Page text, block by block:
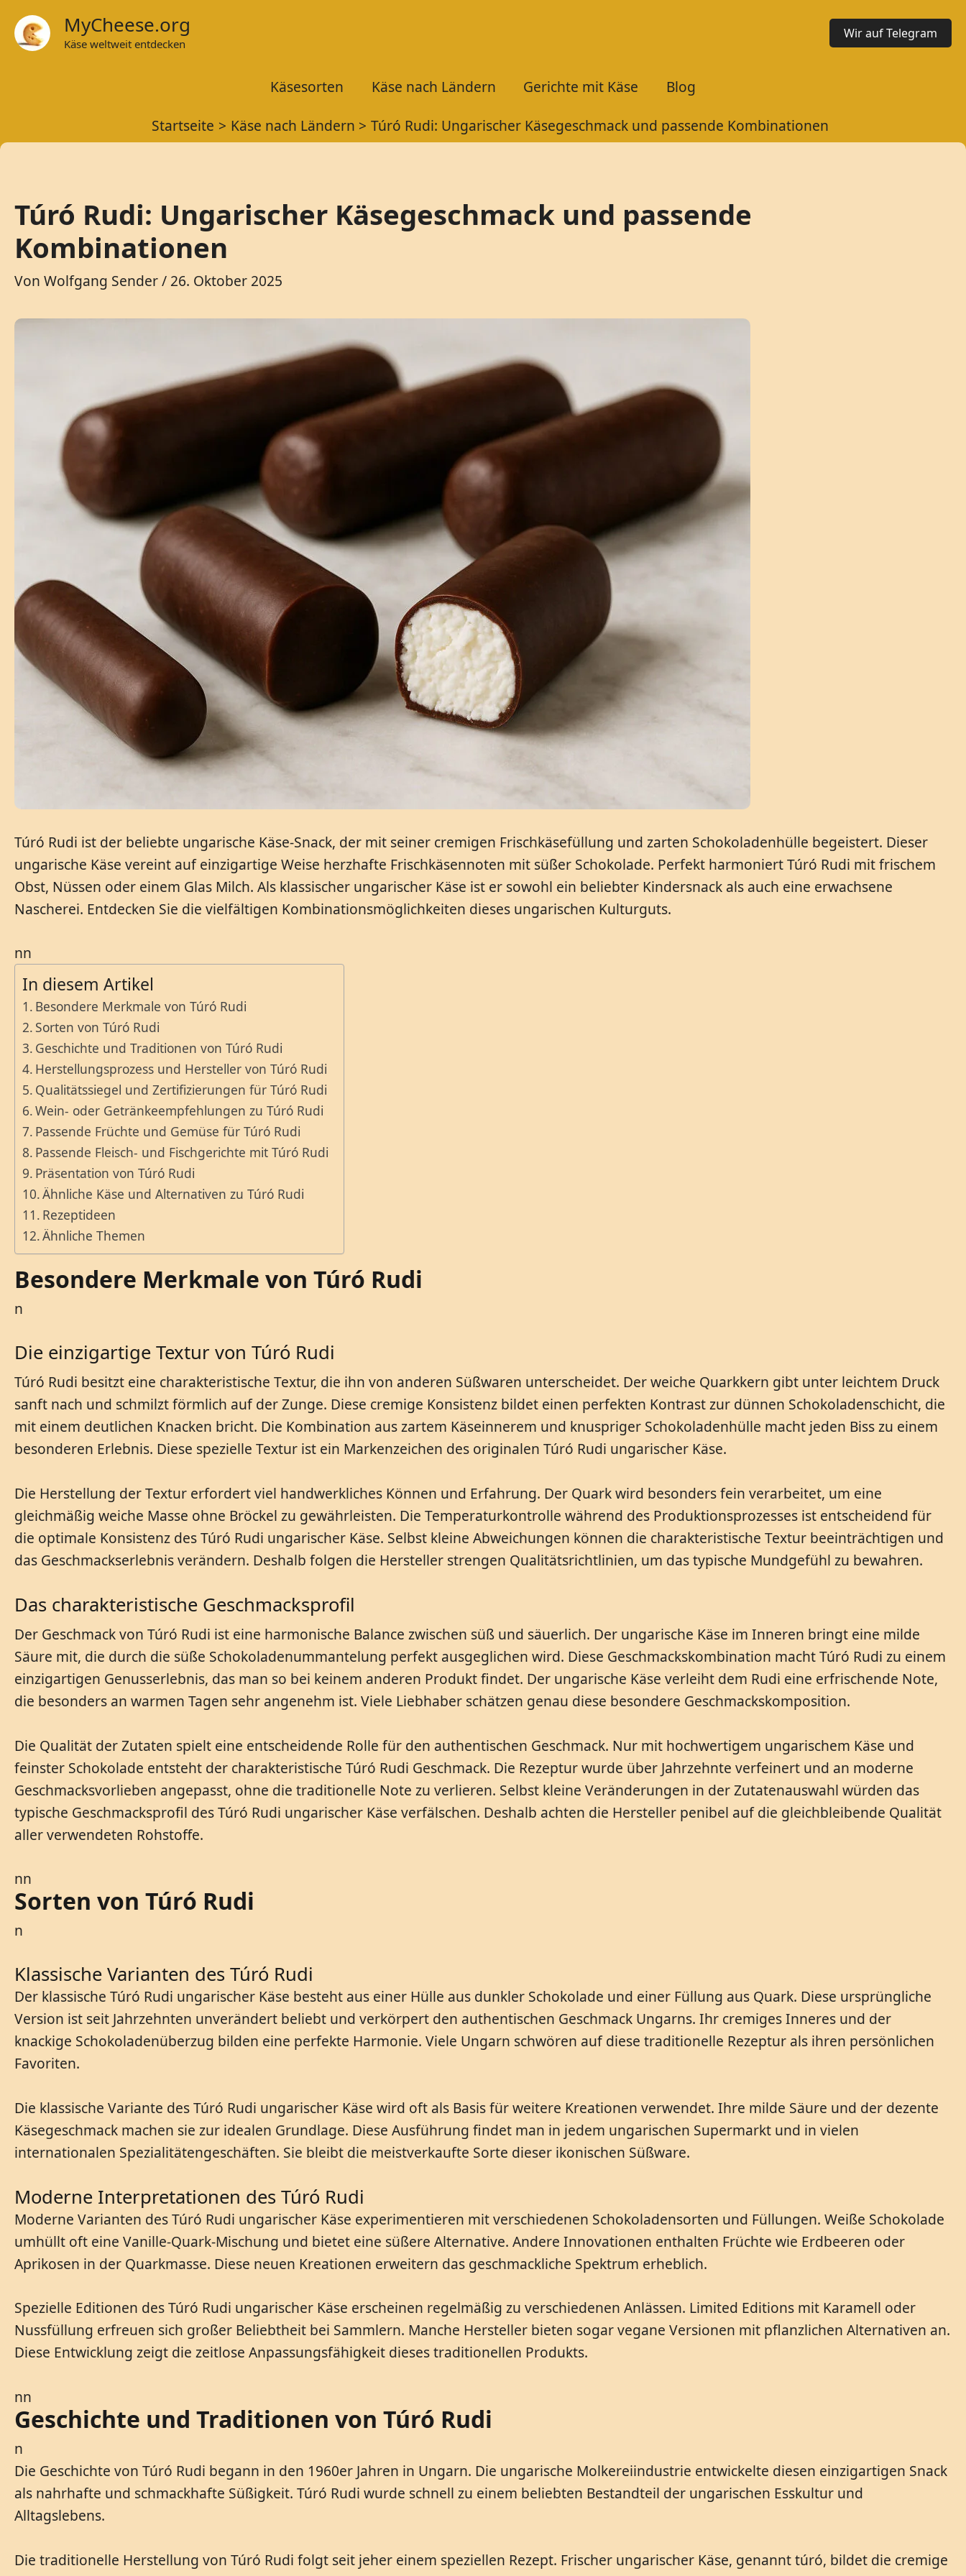
Zum
Inhalt
springen
MyCheese.org
Käse weltweit entdecken
Wir auf Telegram
Käsesorten Käse nach Ländern Gerichte mit Käse
Blog
Startseite
Käse nach Ländern Túró Rudi: Ungarischer Käsegeschmack und passende Kombinationen
Túró Rudi: Ungarischer Käsegeschmack und passende
Kombinationen
Von Wolfgang Sender/ 26. Oktober 2025
Túró Rudi ist der beliebte ungarische Käse-Snack, der mit seiner cremigen Frischkäsefüllung und zarten Schokoladenhülle begeistert. Dieser
ungarische Käse vereint auf einzigartige Weise herzhafte Frischkäsennoten mit süßer Schokolade. Perfekt harmoniert Túró Rudi mit frischem
Obst, Nüssen oder einem Glas Milch. Als klassischer ungarischer Käse ist er sowohl ein beliebter Kindersnack als auch eine erwachsene
Nascherei. Entdecken Sie die vielfältigen Kombinationsmöglichkeiten dieses ungarischen Kulturguts.
nn
In diesem Artikel
Besondere Merkmale von Túró Rudi
Sorten von Túró Rudi
Geschichte und Traditionen von Túró Rudi
Herstellungsprozess und Hersteller von Túró Rudi
Qualitätssiegel und Zertifizierungen für Túró Rudi
Wein- oder Getränkeempfehlungen zu Túró Rudi
Passende Früchte und Gemüse für Túró Rudi
Passende Fleisch- und Fischgerichte mit Túró Rudi
Präsentation von Túró Rudi
Ähnliche Käse und Alternativen zu Túró Rudi
Rezeptideen
Ähnliche Themen
Besondere Merkmale von Túró Rudi
n
Die einzigartige Textur von Túró Rudi
Túró Rudi besitzt eine charakteristische Textur, die ihn von anderen Süßwaren unterscheidet. Der weiche Quarkkern gibt unter leichtem Druck
sanft nach und schmilzt förmlich auf der Zunge. Diese cremige Konsistenz bildet einen perfekten Kontrast zur dünnen Schokoladenschicht, die
mit einem deutlichen Knacken bricht. Die Kombination aus zartem Käseinnerem und knuspriger Schokoladenhülle macht jeden Biss zu einem
besonderen Erlebnis. Diese spezielle Textur ist ein Markenzeichen des originalen Túró Rudi ungarischer Käse.
Die Herstellung der Textur erfordert viel handwerkliches Können und Erfahrung. Der Quark wird besonders fein verarbeitet, um eine
gleichmäßig weiche Masse ohne Bröckel zu gewährleisten. Die Temperaturkontrolle während des Produktionsprozesses ist entscheidend für
die optimale Konsistenz des Túró Rudi ungarischer Käse. Selbst kleine Abweichungen können die charakteristische Textur beeinträchtigen und
das Geschmackserlebnis verändern. Deshalb folgen die Hersteller strengen Qualitätsrichtlinien, um das typische Mundgefühl zu bewahren.
Das charakteristische Geschmacksprofil
Der Geschmack von Túró Rudi ist eine harmonische Balance zwischen süß und säuerlich. Der ungarische Käse im Inneren bringt eine milde
Säure mit, die durch die süße Schokoladenummantelung perfekt ausgeglichen wird. Diese Geschmackskombination macht Túró Rudi zu einem
einzigartigen Genusserlebnis, das man so bei keinem anderen Produkt findet. Der ungarische Käse verleiht dem Rudi eine erfrischende Note,
die besonders an warmen Tagen sehr angenehm ist. Viele Liebhaber schätzen genau diese besondere Geschmackskomposition.
Die Qualität der Zutaten spielt eine entscheidende Rolle für den authentischen Geschmack. Nur mit hochwertigem ungarischem Käse und
feinster Schokolade entsteht der charakteristische Túró Rudi Geschmack. Die Rezeptur wurde über Jahrzehnte verfeinert und an moderne
Geschmacksvorlieben angepasst, ohne die traditionelle Note zu verlieren. Selbst kleine Veränderungen in der Zutatenauswahl würden das
typische Geschmacksprofil des Túró Rudi ungarischer Käse verfälschen. Deshalb achten die Hersteller penibel auf die gleichbleibende Qualität
aller verwendeten Rohstoffe.
nn
Sorten von Túró Rudi
n
Klassische Varianten des Túró Rudi
Der klassische Túró Rudi ungarischer Käse besteht aus einer Hülle aus dunkler Schokolade und einer Füllung aus Quark. Diese ursprüngliche
Version ist seit Jahrzehnten unverändert beliebt und verkörpert den authentischen Geschmack Ungarns. Ihr cremiges Inneres und der
knackige Schokoladenüberzug bilden eine perfekte Harmonie. Viele Ungarn schwören auf diese traditionelle Rezeptur als ihren persönlichen
Favoriten.
Die klassische Variante des Túró Rudi ungarischer Käse wird oft als Basis für weitere Kreationen verwendet. Ihre milde Säure und der dezente
Käsegeschmack machen sie zur idealen Grundlage. Diese Ausführung findet man in jedem ungarischen Supermarkt und in vielen
internationalen Spezialitätengeschäften. Sie bleibt die meistverkaufte Sorte dieser ikonischen Süßware.
Moderne Interpretationen des Túró Rudi
Moderne Varianten des Túró Rudi ungarischer Käse experimentieren mit verschiedenen Schokoladensorten und Füllungen. Weiße Schokolade
umhüllt oft eine Vanille-Quark-Mischung und bietet eine süßere Alternative. Andere Innovationen enthalten Früchte wie Erdbeeren oder
Aprikosen in der Quarkmasse. Diese neuen Kreationen erweitern das geschmackliche Spektrum erheblich.
Spezielle Editionen des Túró Rudi ungarischer Käse erscheinen regelmäßig zu verschiedenen Anlässen. Limited Editions mit Karamell oder
Nussfüllung erfreuen sich großer Beliebtheit bei Sammlern. Manche Hersteller bieten sogar vegane Versionen mit pflanzlichen Alternativen an.
Diese Entwicklung zeigt die zeitlose Anpassungsfähigkeit dieses traditionellen Produkts.
nn
Geschichte und Traditionen von Túró Rudi
n
Die Geschichte von Túró Rudi begann in den 1960er Jahren in Ungarn. Die ungarische Molkereiindustrie entwickelte diesen einzigartigen Snack
als nahrhafte und schmackhafte Süßigkeit. Túró Rudi wurde schnell zu einem beliebten Bestandteil der ungarischen Esskultur und
Alltagslebens.
Die traditionelle Herstellung von Túró Rudi folgt seit jeher einem speziellen Rezept. Frischer ungarischer Käse, genannt túró, bildet die cremige